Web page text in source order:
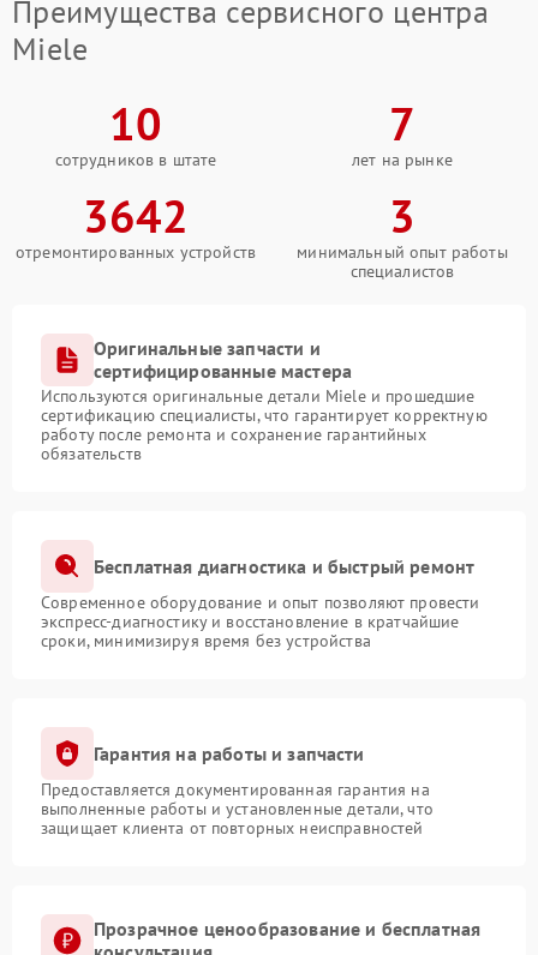
Преимущества сервисного центра
Miele
10
сотрудников в штате
7
лет на рынке
3642
отремонтированных устройств
3
минимальный опыт работы
специалистов
Оригинальные запчасти и
сертифицированные мастера
Используются оригинальные детали Miele и прошедшие
сертификацию специалисты, что гарантирует корректную
работу после ремонта и сохранение гарантийных
обязательств
Бесплатная диагностика и быстрый ремонт
Современное оборудование и опыт позволяют провести
экспресс-диагностику и восстановление в кратчайшие
сроки, минимизируя время без устройства
Гарантия на работы и запчасти
Предоставляется документированная гарантия на
выполненные работы и установленные детали, что
защищает клиента от повторных неисправностей
Прозрачное ценообразование и бесплатная